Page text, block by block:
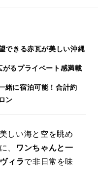
できる赤瓦が美しい沖縄
がるプライベート感満載
緒に宿泊可能！合計約
ン
しい海と空を眺め
、
ワンちゃんと一
ィラで非日常を味